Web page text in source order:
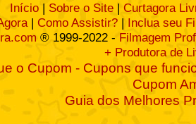
Início | Sobre o Site | Curtagora
| Como Assistir? | Inclua seu
® 1999-2022 - Filmagem
+ Produtora de
o Cupom - Cupons que
Cupom
Guia dos Melhores